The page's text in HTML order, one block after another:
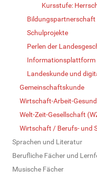
Kursstufe:
Bildungspartnerschaft
Schulprojekte
Perlen der
Informationsplattform
Landeskunde und
Gemeinschaftskunde
Wirtschaft-Arbeit-
Welt-Zeit-Gesellschaft
Wirtschaft / Berufs- und
Sprachen und Literatur
Berufliche Fächer und
Musische Fächer